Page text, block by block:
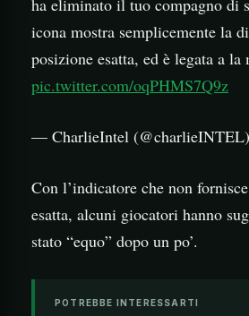
icona mostra semplicemente la
posizione esatta, ed è legata a
pic.twitter.com/oqPHMS7Q9z
— CharlieIntel (@charlieINTEL)
Con l’indicatore che non
esatta, alcuni giocatori hanno
stato “equo” dopo un po’.
POTREBBE INTERESSARTI